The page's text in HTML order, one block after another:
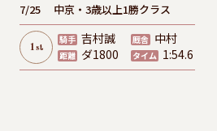
7/25 中京・3歳以上1勝クラス
1 st
騎手 吉村誠 厩舎 中村
距離 ダ1800 タイム 1:54.6